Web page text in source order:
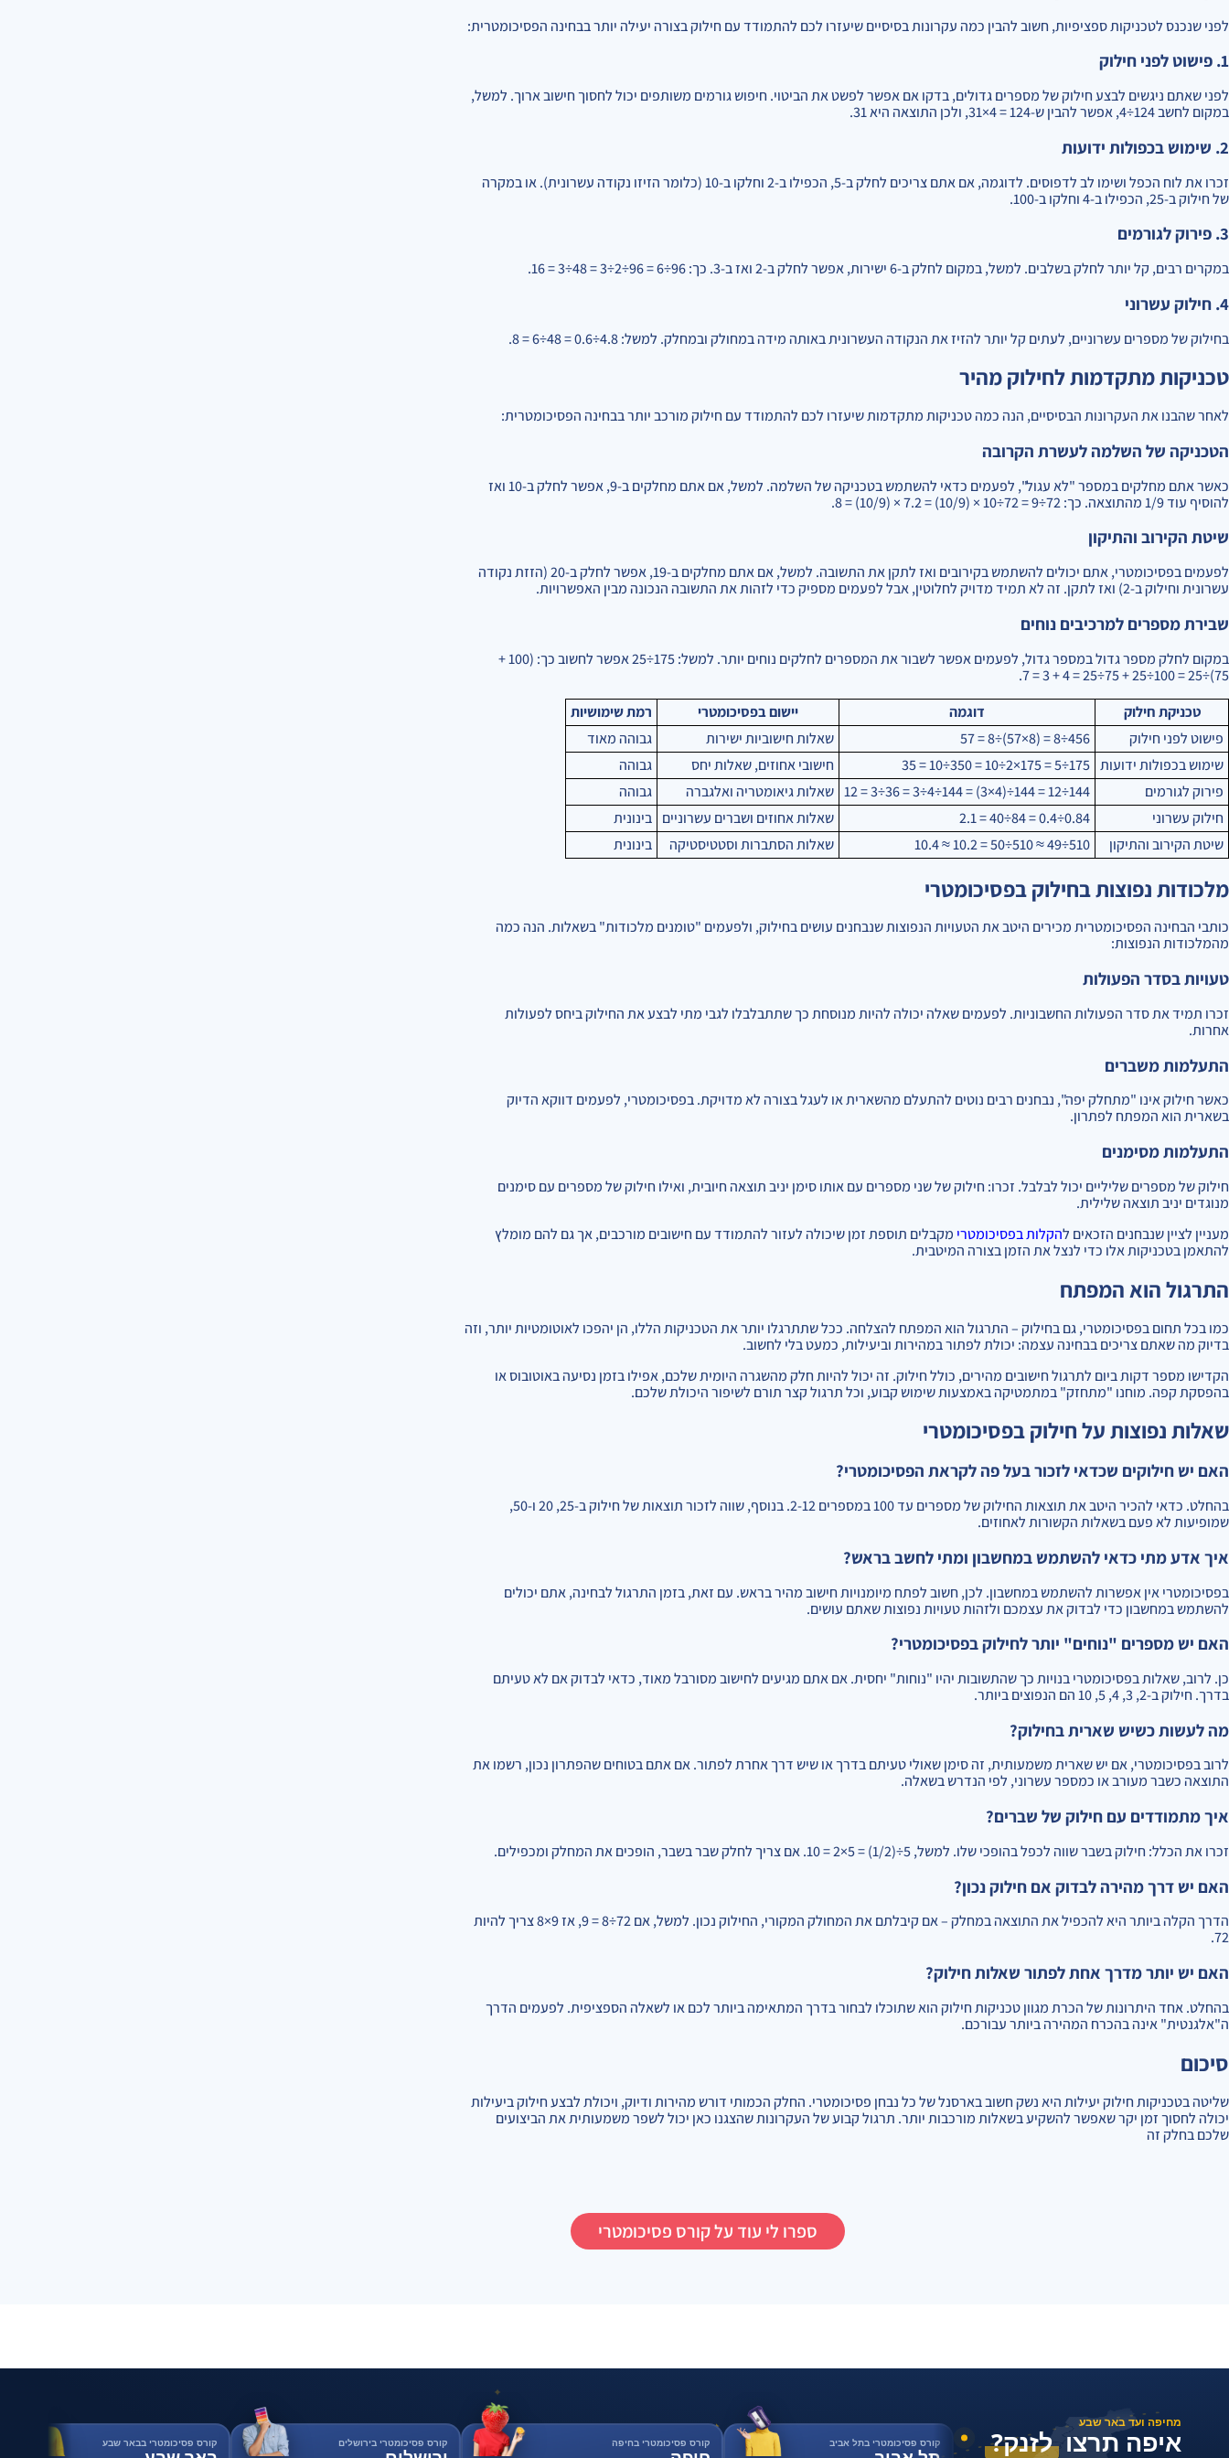
לפני שנכנס לטכניקות ספציפיות, חשוב להבין כמה עקרונות בסיסיים שיעזרו לכם להתמודד עם חילוק בצורה יעילה יותר בבחינה הפסיכומטרית:
1. פישוט לפני חילוק
לפני שאתם ניגשים לבצע חילוק של מספרים גדולים, בדקו אם אפשר לפשט את הביטוי. חיפוש גורמים משותפים יכול לחסוך חישוב ארוך. למשל,
במקום לחשב 124÷4, אפשר להבין ש-124 = 4×31, ולכן התוצאה היא 31.
2. שימוש בכפולות ידועות
זכרו את לוח הכפל ושימו לב לדפוסים. לדוגמה, אם אתם צריכים לחלק ב-5, הכפילו ב-2 וחלקו ב-10 (כלומר הזיזו נקודה עשרונית). או במקרה
של חילוק ב-25, הכפילו ב-4 וחלקו ב-100.
3. פירוק לגורמים
במקרים רבים, קל יותר לחלק בשלבים. למשל, במקום לחלק ב-6 ישירות, אפשר לחלק ב-2 ואז ב-3. כך: 96÷6 = 96÷2÷3 = 48÷3 = 16.
4. חילוק עשרוני
בחילוק של מספרים עשרוניים, לעתים קל יותר להזיז את הנקודה העשרונית באותה מידה במחולק ובמחלק. למשל: 4.8÷0.6 = 48÷6 = 8.
טכניקות מתקדמות לחילוק מהיר
לאחר שהבנו את העקרונות הבסיסיים, הנה כמה טכניקות מתקדמות שיעזרו לכם להתמודד עם חילוק מורכב יותר בבחינה הפסיכומטרית:
הטכניקה של השלמה לעשרת הקרובה
כאשר אתם מחלקים במספר "לא עגול", לפעמים כדאי להשתמש בטכניקה של השלמה. למשל, אם אתם מחלקים ב-9, אפשר לחלק ב-10 ואז
להוסיף עוד 1/9 מהתוצאה. כך: 72÷9 = 72÷10 × (10/9) = 7.2 × (10/9) = 8.
שיטת הקירוב והתיקון
לפעמים בפסיכומטרי, אתם יכולים להשתמש בקירובים ואז לתקן את התשובה. למשל, אם אתם מחלקים ב-19, אפשר לחלק ב-20 (הזזת נקודה
עשרונית וחילוק ב-2) ואז לתקן. זה לא תמיד מדויק לחלוטין, אבל לפעמים מספיק כדי לזהות את התשובה הנכונה מבין האפשרויות.
שבירת מספרים למרכיבים נוחים
במקום לחלק מספר גדול במספר גדול, לפעמים אפשר לשבור את המספרים לחלקים נוחים יותר. למשל: 175÷25 אפשר לחשוב כך: (100 +
75)÷25 = 100÷25 + 75÷25 = 4 + 3 = 7.
טכניקת חילוק
דוגמה יישום בפסיכומטרי
רמת שימושיות
פישוט לפני חילוק
456÷8 = (8×57)÷8 = 57 שאלות חישוביות ישירות
גבוהה מאוד
שימוש בכפולות ידועות 175÷5 = 175×2÷10 = 350÷10 = 35 חישובי אחוזים, שאלות יחס
גבוהה
פירוק לגורמים
144÷12 = 144÷(4×3) = 144÷4÷3 = 36÷3 = 12 שאלות גיאומטריה ואלגברה
גבוהה
חילוק עשרוני
0.84÷0.4 = 84÷40 = 2.1 שאלות אחוזים ושברים עשרוניים בינונית
שיטת הקירוב והתיקון
510÷49 ≈ 510÷50 = 10.2 ≈ 10.4 שאלות הסתברות וסטטיסטיקה בינונית
מלכודות נפוצות בחילוק בפסיכומטרי
כותבי הבחינה הפסיכומטרית מכירים היטב את הטעויות הנפוצות שנבחנים עושים בחילוק, ולפעמים "טומנים מלכודות" בשאלות. הנה כמה
מהמלכודות הנפוצות:
טעויות בסדר הפעולות
זכרו תמיד את סדר הפעולות החשבוניות. לפעמים שאלה יכולה להיות מנוסחת כך שתתבלבלו לגבי מתי לבצע את החילוק ביחס לפעולות
אחרות.
התעלמות משברים
כאשר חילוק אינו "מתחלק יפה", נבחנים רבים נוטים להתעלם מהשארית או לעגל בצורה לא מדויקת. בפסיכומטרי, לפעמים דווקא הדיוק
בשארית הוא המפתח לפתרון.
התעלמות מסימנים
חילוק של מספרים שליליים יכול לבלבל. זכרו: חילוק של שני מספרים עם אותו סימן יניב תוצאה חיובית, ואילו חילוק של מספרים עם סימנים
מנוגדים יניב תוצאה שלילית.
מעניין לציין שנבחנים הזכאים להקלות בפסיכומטרי מקבלים תוספת זמן שיכולה לעזור להתמודד עם חישובים מורכבים, אך גם להם מומלץ
להתאמן בטכניקות אלו כדי לנצל את הזמן בצורה המיטבית.
התרגול הוא המפתח
כמו בכל תחום בפסיכומטרי, גם בחילוק – התרגול הוא המפתח להצלחה. ככל שתתרגלו יותר את הטכניקות הללו, הן יהפכו לאוטומטיות יותר, וזה
בדיוק מה שאתם צריכים בבחינה עצמה: יכולת לפתור במהירות וביעילות, כמעט בלי לחשוב.
הקדישו מספר דקות ביום לתרגול חישובים מהירים, כולל חילוק. זה יכול להיות חלק מהשגרה היומית שלכם, אפילו בזמן נסיעה באוטובוס או
בהפסקת קפה. מוחנו "מתחזק" במתמטיקה באמצעות שימוש קבוע, וכל תרגול קצר תורם לשיפור היכולת שלכם.
שאלות נפוצות על חילוק בפסיכומטרי
האם יש חילוקים שכדאי לזכור בעל פה לקראת הפסיכומטרי?
בהחלט. כדאי להכיר היטב את תוצאות החילוק של מספרים עד 100 במספרים 2-12. בנוסף, שווה לזכור תוצאות של חילוק ב-25, 20 ו-50,
שמופיעות לא פעם בשאלות הקשורות לאחוזים.
איך אדע מתי כדאי להשתמש במחשבון ומתי לחשב בראש?
בפסיכומטרי אין אפשרות להשתמש במחשבון. לכן, חשוב לפתח מיומנויות חישוב מהיר בראש. עם זאת, בזמן התרגול לבחינה, אתם יכולים
להשתמש במחשבון כדי לבדוק את עצמכם ולזהות טעויות נפוצות שאתם עושים.
האם יש מספרים "נוחים" יותר לחילוק בפסיכומטרי?
כן. לרוב, שאלות בפסיכומטרי בנויות כך שהתשובות יהיו "נוחות" יחסית. אם אתם מגיעים לחישוב מסורבל מאוד, כדאי לבדוק אם לא טעיתם
בדרך. חילוק ב-2, 3, 4, 5, 10 הם הנפוצים ביותר.
מה לעשות כשיש שארית בחילוק?
לרוב בפסיכומטרי, אם יש שארית משמעותית, זה סימן שאולי טעיתם בדרך או שיש דרך אחרת לפתור. אם אתם בטוחים שהפתרון נכון, רשמו את
התוצאה כשבר מעורב או כמספר עשרוני, לפי הנדרש בשאלה.
איך מתמודדים עם חילוק של שברים?
זכרו את הכלל: חילוק בשבר שווה לכפל בהופכי שלו. למשל, 5÷(1/2) = 5×2 = 10. אם צריך לחלק שבר בשבר, הופכים את המחלק ומכפילים.
האם יש דרך מהירה לבדוק אם חילוק נכון?
הדרך הקלה ביותר היא להכפיל את התוצאה במחלק – אם קיבלתם את המחולק המקורי, החילוק נכון. למשל, אם 72÷8 = 9, אז 9×8 צריך להיות
72.
האם יש יותר מדרך אחת לפתור שאלות חילוק?
בהחלט. אחד היתרונות של הכרת מגוון טכניקות חילוק הוא שתוכלו לבחור בדרך המתאימה ביותר לכם או לשאלה הספציפית. לפעמים הדרך
ה"אלגנטית" אינה בהכרח המהירה ביותר עבורכם.
סיכום
שליטה בטכניקות חילוק יעילות היא נשק חשוב בארסנל של כל נבחן פסיכומטרי. החלק הכמותי דורש מהירות ודיוק, ויכולת לבצע חילוק ביעילות
יכולה לחסוך זמן יקר שאפשר להשקיע בשאלות מורכבות יותר. תרגול קבוע של העקרונות שהצגנו כאן יכול לשפר משמעותית את הביצועים
שלכם בחלק זה
ספרו לי עוד על קורס פסיכומטרי
✦
✦ מחיפה ועד באר שבע
איפה תרצו לזנק? קורס פסיכומטרי בתל אביב קורס פסיכומטרי בחיפה קורס פסיכומטרי בירושלים קורס פסיכומטרי בבאר שבע